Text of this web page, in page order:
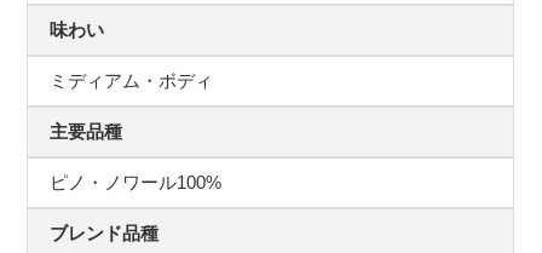
味わい
ミディアム・ボディ
主要品種
ピノ・ノワール100%
ブレンド品種